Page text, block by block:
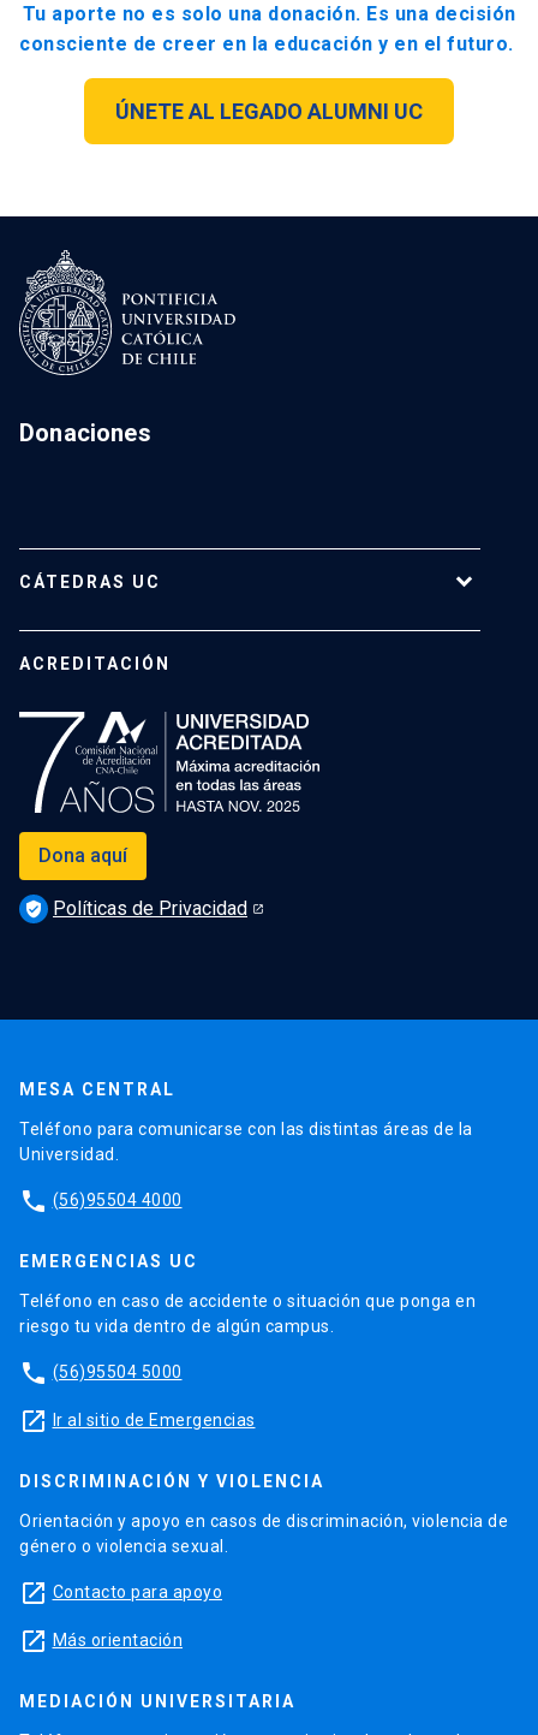
Tu aporte no es solo una donación. Es una decisión
consciente de creer en la educación y en el futuro.
ÚNETE AL LEGADO ALUMNI UC
Donaciones
CÁTEDRAS UC
ACREDITACIÓN
Dona aquí
verified_user Políticas de Privacidad
MESA CENTRAL
Teléfono para comunicarse con las distintas áreas de la
Universidad.
phone (56)95504 4000
EMERGENCIAS UC
Teléfono en caso de accidente o situación que ponga en
riesgo tu vida dentro de algún campus.
phone (56)95504 5000
launch Ir al sitio de Emergencias
DISCRIMINACIÓN Y VIOLENCIA
Orientación y apoyo en casos de discriminación, violencia de
género o violencia sexual.
launch Contacto para apoyo
launch Más orientación
MEDIACIÓN UNIVERSITARIA